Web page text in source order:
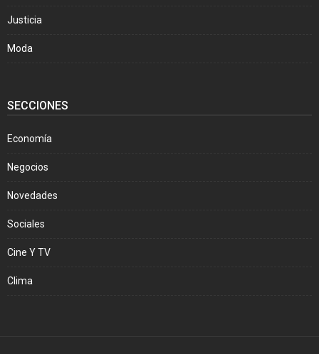
Justicia
Moda
SECCIONES
Economía
Negocios
Novedades
Sociales
Cine Y TV
Clima